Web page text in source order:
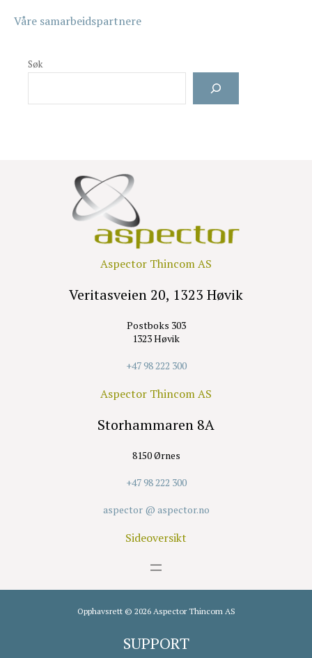
Våre samarbeidspartnere
Søk
Aspector Thincom AS
Veritasveien 20, 1323 Høvik
Postboks 303
1323 Høvik
+47 98 222 300
Aspector Thincom AS
Storhammaren 8A
8150 Ørnes
+47 98 222 300
aspector @ aspector.no
Sideoversikt
Opphavsrett © 2026 Aspector Thincom AS
SUPPORT